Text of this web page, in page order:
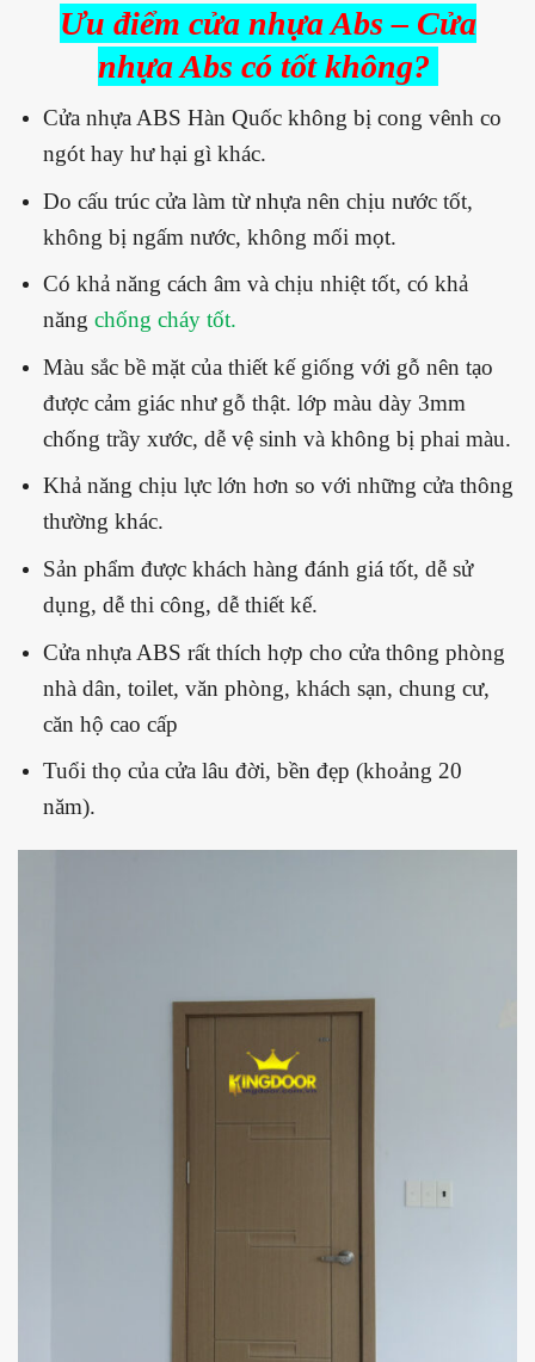
Ưu điểm cửa nhựa Abs – Cửa
nhựa Abs có tốt không?
Cửa nhựa ABS Hàn Quốc không bị cong vênh co
ngót hay hư hại gì khác.
Do cấu trúc cửa làm từ nhựa nên chịu nước tốt,
không bị ngấm nước, không mối mọt.
Có khả năng cách âm và chịu nhiệt tốt, có khả
năng chống cháy tốt.
Màu sắc bề mặt của thiết kế giống với gỗ nên tạo
được cảm giác như gỗ thật. lớp màu dày 3mm
chống trầy xước, dễ vệ sinh và không bị phai màu.
Khả năng chịu lực lớn hơn so với những cửa thông
thường khác.
Sản phẩm được khách hàng đánh giá tốt, dễ sử
dụng, dễ thi công, dễ thiết kế.
Cửa nhựa ABS rất thích hợp cho cửa thông phòng
nhà dân, toilet, văn phòng, khách sạn, chung cư,
căn hộ cao cấp
Tuổi thọ của cửa lâu đời, bền đẹp (khoảng 20
năm).